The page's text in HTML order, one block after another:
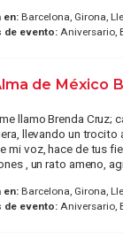
en:Barcelona, Girona,
de evento:Aniversario,
de México
llamo Brenda Cruz;
llevando un trocito
mi voz, hace de tus
, un rato ameno,
en:Barcelona, Girona,
de evento:Aniversario,